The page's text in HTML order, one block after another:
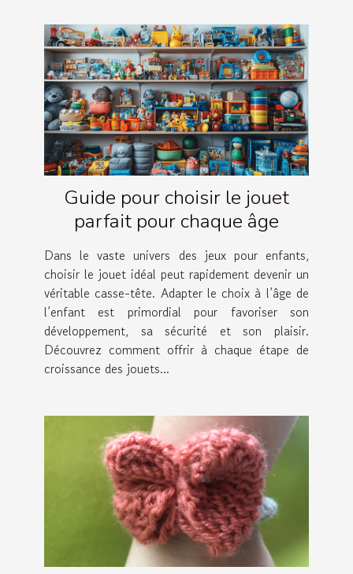
Guide pour choisir le jouet
parfait pour chaque âge
Dans le vaste univers des jeux pour enfants,
choisir le jouet idéal peut rapidement devenir un
véritable casse-tête. Adapter le choix à l’âge de
l’enfant est primordial pour favoriser son
développement, sa sécurité et son plaisir.
Découvrez comment offrir à chaque étape de
croissance des jouets...